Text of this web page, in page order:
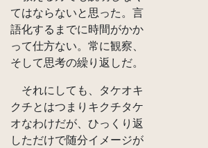
てはならないと思った。言
語化するまでに時間がかか
って仕方ない。常に観察、
そして思考の繰り返しだ。
それにしても、タケオキ
クチとはつまりキクチタケ
オなわけだが、ひっくり返
しただけで随分イメージが